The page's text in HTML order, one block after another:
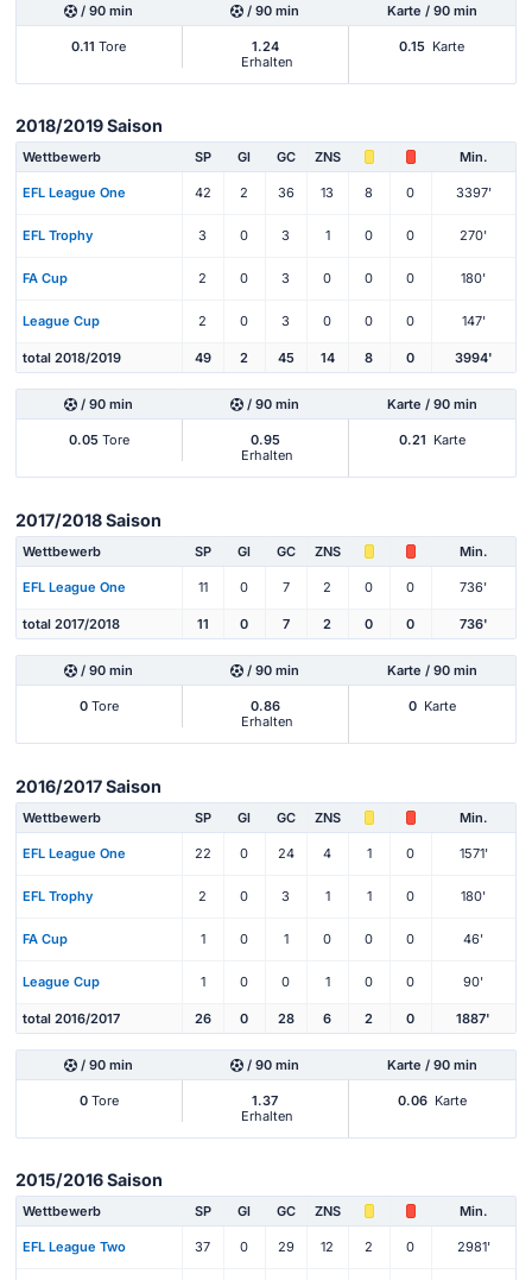
/ 90 min / 90 min Karte / 90 min
0.11 Tore
1.24
Erhalten
0.15 Karte
2018/2019 Saison
Wettbewerb SP Gl GC ZNS Min.
EFL League One 42 2 36 13 8 0 3397'
EFL Trophy 3 0 3 1 0 0 270'
FA Cup 2 0 3 0 0 0 180'
League Cup 2 0 3 0 0 0 147'
total 2018/2019 49 2 45 14 8 0 3994'
/ 90 min / 90 min Karte / 90 min
0.05Tore
0.95
Erhalten
0.21 Karte
2017/2018 Saison
Wettbewerb SP Gl GC ZNS Min.
EFL League One 11 0 7 2 0 0 736'
total 2017/2018 11 0 7 2 0 0 736'
/ 90 min / 90 min Karte / 90 min
0Tore
0.86
Erhalten
0 Karte
2016/2017 Saison
Wettbewerb SP Gl GC ZNS Min.
EFL League One 22 0 24 4 1 0 1571'
EFL Trophy 2 0 3 1 1 0 180'
FA Cup 1 0 1 0 0 0 46'
League Cup 1 0 0 1 0 0 90'
total 2016/2017 26 0 28 6 2 0 1887'
/ 90 min / 90 min Karte / 90 min
0Tore
1.37
Erhalten
0.06 Karte
2015/2016 Saison
Wettbewerb SP Gl GC ZNS Min.
EFL League Two 37 0 29 12 2 0 2981'